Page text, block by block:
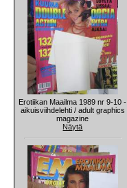
Erotiikan Maailma 1989 nr 9-10 -
aikuisviihdelehti / adult graphics
magazine
Näytä